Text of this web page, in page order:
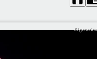
KI-generiert